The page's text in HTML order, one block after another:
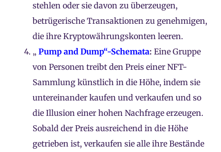
stehlen oder sie davon zu überzeugen,
betrügerische Transaktionen zu genehmigen,
die ihre Kryptowährungskonten leeren.
„ Pump and Dump“-Schemata: Eine Gruppe
von Personen treibt den Preis einer NFT-
Sammlung künstlich in die Höhe, indem sie
untereinander kaufen und verkaufen und so
die Illusion einer hohen Nachfrage erzeugen.
Sobald der Preis ausreichend in die Höhe
getrieben ist, verkaufen sie alle ihre Bestände